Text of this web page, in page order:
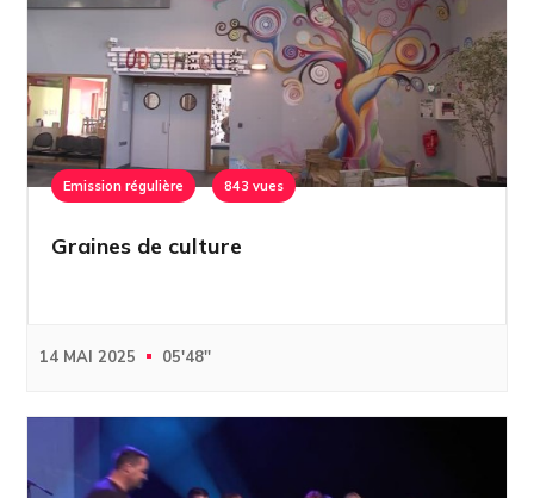
Emission régulière 843 vues
Graines de culture
14 MAI 2025 05'48''